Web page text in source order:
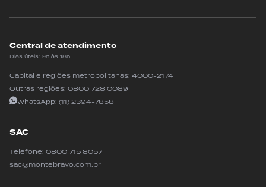
Central de atendimento
Dias úteis: 9h às 18h
Capital e regiões metropolitanas: 4000-2174
Outras regiões: 0800 728 0089
WhatsApp: (11) 2394-7858
SAC
Telefone: 0800 715 8057
sac@montebravo.com.br